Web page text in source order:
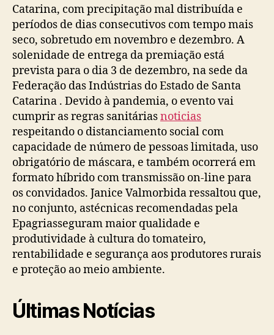
Catarina, com precipitação mal distribuída e
períodos de dias consecutivos com tempo mais
seco, sobretudo em novembro e dezembro. A
solenidade de entrega da premiação está
prevista para o dia 3 de dezembro, na sede da
Federação das Indústrias do Estado de Santa
Catarina . Devido à pandemia, o evento vai
cumprir as regras sanitáriasnoticias
respeitando o distanciamento social com
capacidade de número de pessoas limitada, uso
obrigatório de máscara, e também ocorrerá em
formato híbrido com transmissão on-line para
os convidados. Janice Valmorbida ressaltou que,
no conjunto, astécnicas recomendadas pela
Epagriasseguram maior qualidade e
produtividade à cultura do tomateiro,
rentabilidade e segurança aos produtores rurais
e proteção ao meio ambiente.
Últimas Notícias